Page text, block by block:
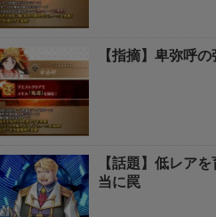
【指摘】卑弥呼
【話題】低レア
当に罠